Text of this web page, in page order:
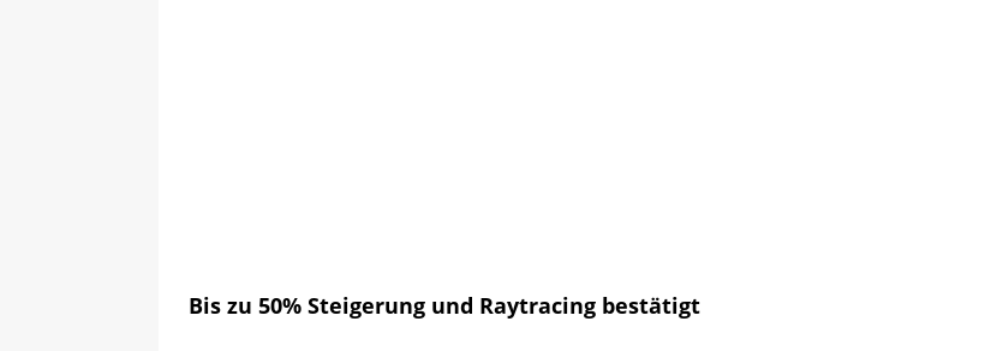
Bis zu 50% Steigerung und Raytracing bestätigt